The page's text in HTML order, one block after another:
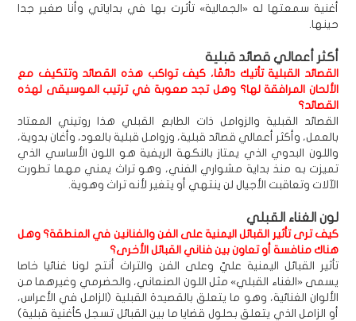
أغنية سمعتها له «الجمالية» تأثرت بها في بداياتي وأنا صغير جدا
حينها.
أكثر أعمالي قصائد قبلية
القصائد القبلية تأتيك دائمًا، كيف تواكب هذه القصائد وتتكيف مع
الألحان المرافقة لها؟ وهل تجد صعوبة في ترتيب الموسيقى لهذه
القصائد؟
القصائد القبلية والزوامل ذات الطابع القبلي هذا روتيني المعتاد
بالعمل، وأكثر أعمالي قصائد قبلية، وزوامل قبلية بالعود، وأغان بدوية،
واللون البدوي الذي يمتاز بالنكهة الريفية هو اللون الأساسي الذي
تميزت به منذ بداية مشواري الفني، وهو تراث يمني مهما تطورت
الآلات وتعاقبت الأجيال لن ينتهي أو يتغير لأنه تراث وهوية.
لون الغناء القبلي
كيف ترى تأثير القبائل اليمنية على الفن والفنانين في المنطقة؟ وهل
هناك منافسة أو تعاون بين فناني القبائل الأخرى؟
تأثير القبائل اليمنية عليّ وعلى الفن والتراث أنتج لونا غنائيا خاصا
يسمى «الغناء القبلي» مثل اللون الصنعاني، والحضرمي وغيرهما من
الألوان الغنائية، وهو ما يتعلق بالقصيدة القبلية (الزامل في الأعراس،
أو الزامل الذي يتعلق بحلول قضايا ما بين القبائل تسجل كأغنية قبلية)